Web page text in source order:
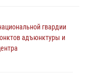
гвардии
адъюнктуры и